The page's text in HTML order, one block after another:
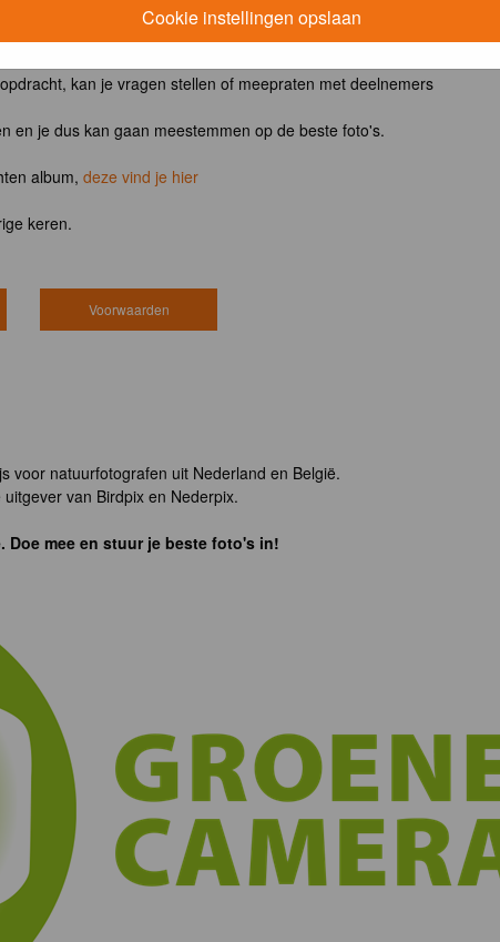
Cookie instellingen opslaan
kan je vragen stellen of meepraten met deelnemers
en je dus kan gaan meestemmen op de beste foto's.
album, deze vind je hier
keren.
Voorwaarden
voor natuurfotografen uit Nederland en België.
van Birdpix en Nederpix.
Doe mee en stuur je beste foto's in!